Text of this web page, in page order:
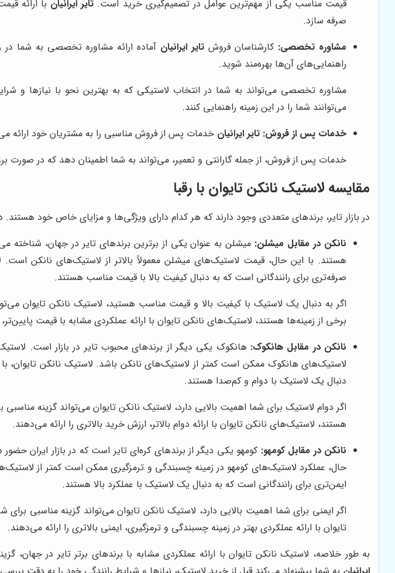
قیمت مناسب یکی از مهم‌ترین عوامل در تصمیم‌گیری خرید است. تایر ایرانیان با ارائه
صرفه سازد.
مشاوره تخصصی: کارشناسان فروش تایر ایرانیان آماده ارائه مشاوره تخصصی به شما در
راهنمایی‌های آن‌ها بهره‌مند شوید.
مشاوره تخصصی می‌تواند به شما در انتخاب لاستیکی که به بهترین نحو با نیازها و
می‌توانند شما را در این زمینه راهنمایی کنند.
خدمات پس از فروش: تایر ایرانیان خدمات پس از فروش مناسبی را به مشتریان خود ارائه
خدمات پس از فروش، از جمله گارانتی و تعمیر، می‌تواند به شما اطمینان دهد که در صورت
مقایسه لاستیک نانکن تایوان با رقبا
در بازار تایر، برندهای متعددی وجود دارند که هر کدام دارای ویژگی‌ها و مزایای خاص خود
نانکن در مقابل میشلن: میشلن به عنوان یکی از برترین برندهای تایر در جهان، شناخته
هستند. با این حال، قیمت لاستیک‌های میشلن معمولاً بالاتر از لاستیک‌های نانکن است.
صرفه‌تری برای رانندگانی است که به دنبال کیفیت بالا با قیمت مناسب هستند.
اگر به دنبال یک لاستیک با کیفیت بالا و قیمت مناسب هستید، لاستیک نانکن تایوان
برخی از زمینه‌ها هستند، لاستیک‌های نانکن تایوان با ارائه عملکردی مشابه با قیمت
نانکن در مقابل هانکوک: هانکوک یکی دیگر از برندهای محبوب تایر در بازار است.
لاستیک‌های هانکوک ممکن است کمتر از لاستیک‌های نانکن باشد. لاستیک نانکن تایوان، با
دنبال یک لاستیک با دوام و کم‌صدا هستند.
اگر دوام لاستیک برای شما اهمیت بالایی دارد، لاستیک نانکن تایوان می‌تواند گزینه
هستند، لاستیک‌های نانکن تایوان با ارائه دوام بالاتر، ارزش خرید بالاتری را ارائه می‌دهند.
نانکن در مقابل کومهو: کومهو یکی دیگر از برندهای کره‌ای تایر است که در بازار ایران
حال، عملکرد لاستیک‌های کومهو در زمینه چسبندگی و ترمزگیری ممکن است کمتر از
ایمن‌تری برای رانندگانی است که به دنبال یک لاستیک با عملکرد بالا هستند.
اگر ایمنی برای شما اهمیت بالایی دارد، لاستیک نانکن تایوان می‌تواند گزینه مناسبی
تایوان با ارائه عملکردی بهتر در زمینه چسبندگی و ترمزگیری، ایمنی بالاتری را ارائه می‌دهند.
به طور خلاصه، لاستیک نانکن تایوان با ارائه عملکردی مشابه با برندهای برتر تایر در